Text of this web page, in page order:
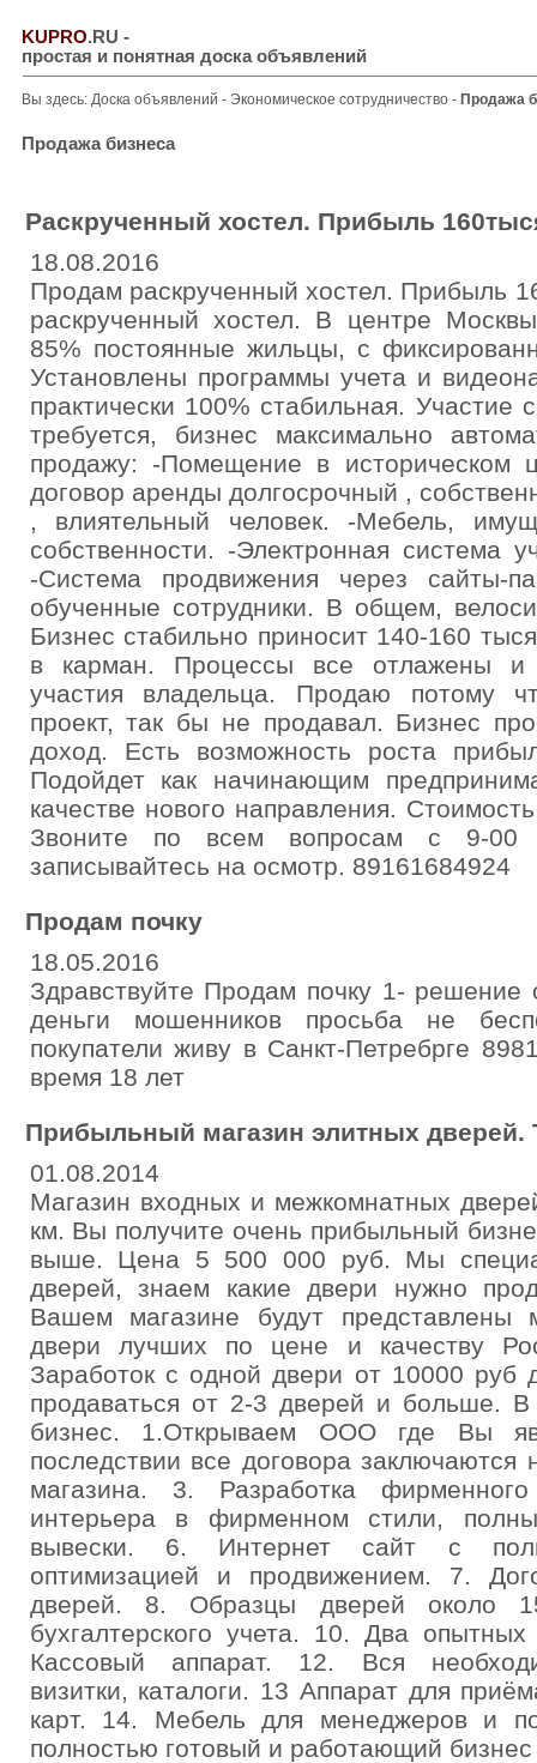
KUPRO.RU -
простая и понятная доска объявлений
Вы здесь: Доска объявлений - Экономическое сотрудничество - Продажа
Продажа бизнеса
Раскрученный хостел. Прибыль
18.08.2016
Продам раскрученный хостел. Прибыль
раскрученный хостел. В центре
85% постоянные жильцы, с
Установлены программы учета и
практически 100% стабильная. Участие
требуется, бизнес максимально
продажу: -Помещение в историческом
договор аренды долгосрочный ,
, влиятельный человек. -Мебель,
собственности. -Электронная система
-Система продвижения через сайты-
обученные сотрудники. В общем,
Бизнес стабильно приносит 140-160
в карман. Процессы все отлажены и
участия владельца. Продаю потому
проект, так бы не продавал. Бизнес
доход. Есть возможность роста
Подойдет как начинающим
качестве нового направления.
Звоните по всем вопросам с 9-
записывайтесь на осмотр. 89161684924
Продам почку
18.05.2016
Здравствуйте Продам почку 1-
деньги мошенников просьба не
покупатели живу в Санкт-Петребрге
время 18 лет
Прибыльный магазин элитных дверей.
01.08.2014
Магазин входных и межкомнатных
км. Вы получите очень прибыльный
выше. Цена 5 500 000 руб. Мы
дверей, знаем какие двери нужно
Вашем магазине будут представлены
двери лучших по цене и качеству
Заработок с одной двери от 10000 руб
продаваться от 2-3 дверей и больше.
бизнес. 1.Открываем ООО где Вы
последствии все договора
магазина. 3. Разработка
интерьера в фирменном стили,
вывески. 6. Интернет сайт с
оптимизацией и продвижением. 7.
дверей. 8. Образцы дверей около
бухгалтерского учета. 10. Два
Кассовый аппарат. 12. Вся
визитки, каталоги. 13 Аппарат для
карт. 14. Мебель для менеджеров и
полностью готовый и работающий